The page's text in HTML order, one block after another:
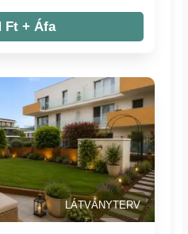
Ft + Áfa
LÁTVÁNYTERV